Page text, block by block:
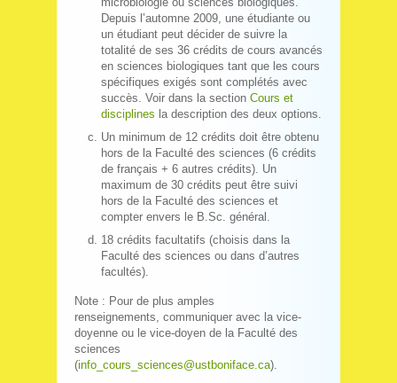
Depuis l’automne 2009, une étudiante ou
un étudiant peut décider de suivre la
totalité de ses 36 crédits de cours avancés
en sciences biologiques tant que les cours
spécifiques exigés sont complétés avec
succès. Voir dans la section Cours et
disciplines la description des deux options.
Un minimum de 12 crédits doit être obtenu
hors de la Faculté des sciences (6 crédits
de français + 6 autres crédits). Un
maximum de 30 crédits peut être suivi
hors de la Faculté des sciences et
compter envers le B.Sc. général.
18 crédits facultatifs (choisis dans la
Faculté des sciences ou dans d’autres
facultés).
Note : Pour de plus amples
renseignements, communiquer avec la vice-
doyenne ou le vice-doyen de la Faculté des
sciences
(info_cours_sciences@ustboniface.ca).